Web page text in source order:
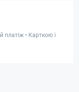
платіж • Карткою і